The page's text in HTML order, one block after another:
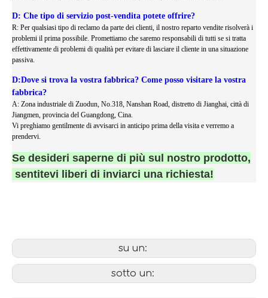
D: Che tipo di servizio post-vendita potete offrire?
R: Per qualsiasi tipo di reclamo da parte dei clienti, il nostro reparto vendite risolverà i
problemi il prima possibile. Promettiamo che saremo responsabili di tutti se si tratta
effettivamente di problemi di qualità per evitare di lasciare il cliente in una situazione
passiva.
D:Dove si trova la vostra fabbrica? Come posso visitare la vostra
fabbrica?
A: Zona industriale di Zuodun, No.318, Nanshan Road, distretto di Jianghai, città di
Jiangmen, provincia del Guangdong, Cina.
Vi preghiamo gentilmente di avvisarci in anticipo prima della visita e verremo a
prendervi.
Se desideri saperne di più sul nostro prodotto,
sentitevi liberi di inviarci una richiesta!
su un:
sotto un: